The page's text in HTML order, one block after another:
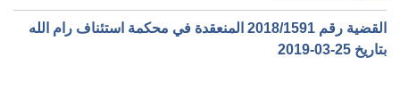
القضية رقم ‎1591‏/‎2018‏ المنعقدة في محكمة استئناف رام الله
بتاريخ ‎2019-03-25‏